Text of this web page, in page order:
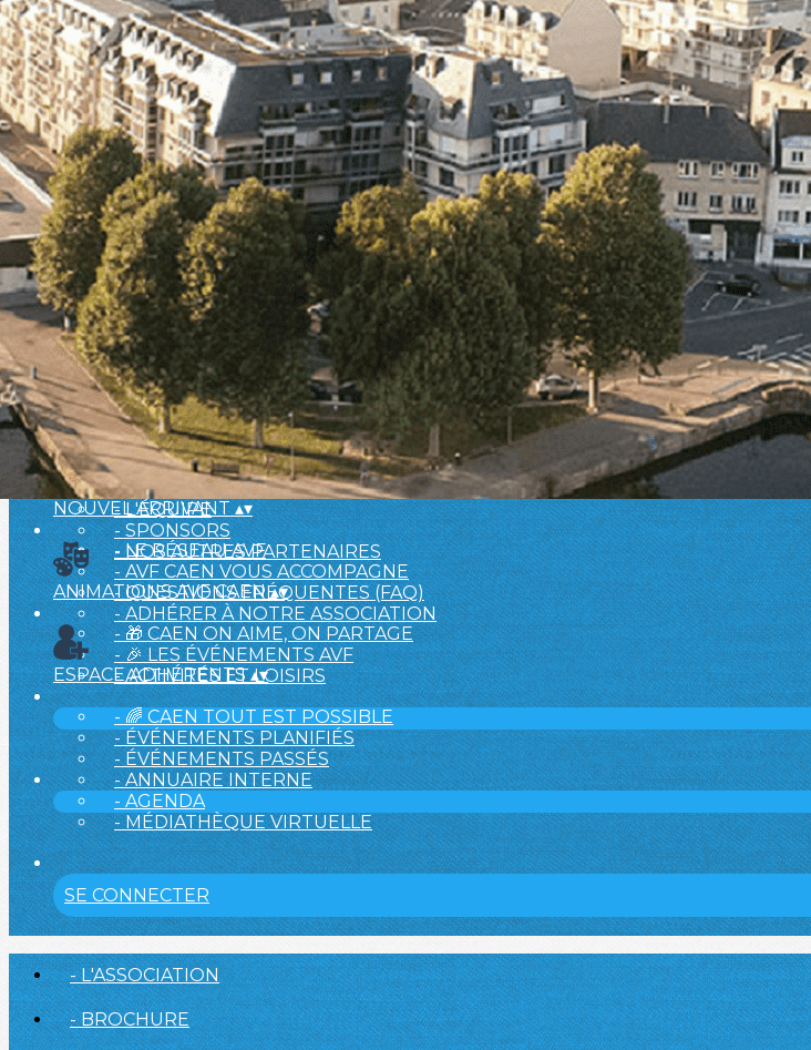
Exporter les lignes sélectionnées
Exporter toutes les colonnes
Exporter uniquement les colonnes affichées
Menu
<
>
- 🎁 Caen on aime, on partage
- 🎉 Les événements AVF
- Activités et Loisirs
Ajoutez un logo, un bouton, des réseaux sociaux
Cliquez pour éditer
L'ASSOCIATION▴▾
- L'ASSOCIATION
- BROCHURE
- L'ÉQUIPE
- SPONSORS
- NOS AUTRES PARTENAIRES
NOUVEL ARRIVANT▴▾
- LE RÉSEAU AVF
- AVF CAEN VOUS ACCOMPAGNE
- QUESTIONS FRÉQUENTES (FAQ)
- ADHÉRER À NOTRE ASSOCIATION
ANIMATIONS AVF CAEN▴▾
- 🎁 CAEN ON AIME, ON PARTAGE
- 🎉 LES ÉVÉNEMENTS AVF
- ACTIVITÉS ET LOISIRS
ESPACE ADHÉRENTS▴▾
- 🌈 CAEN TOUT EST POSSIBLE
- ÉVÉNEMENTS PLANIFIÉS
- ÉVÉNEMENTS PASSÉS
- ANNUAIRE INTERNE
- AGENDA
- MÉDIATHÈQUE VIRTUELLE
SE CONNECTER
- L'ASSOCIATION
- BROCHURE